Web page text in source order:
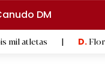
DM
| D.Flor Deniz Ruiz